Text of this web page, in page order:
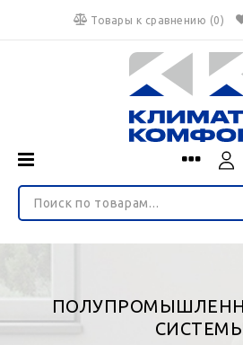
Товары к сравнению (0)
Menu
Войти
€ руб.
О нас
НЕ ЯВЛЯЕТСЯ
Доставка и оплата
Блог